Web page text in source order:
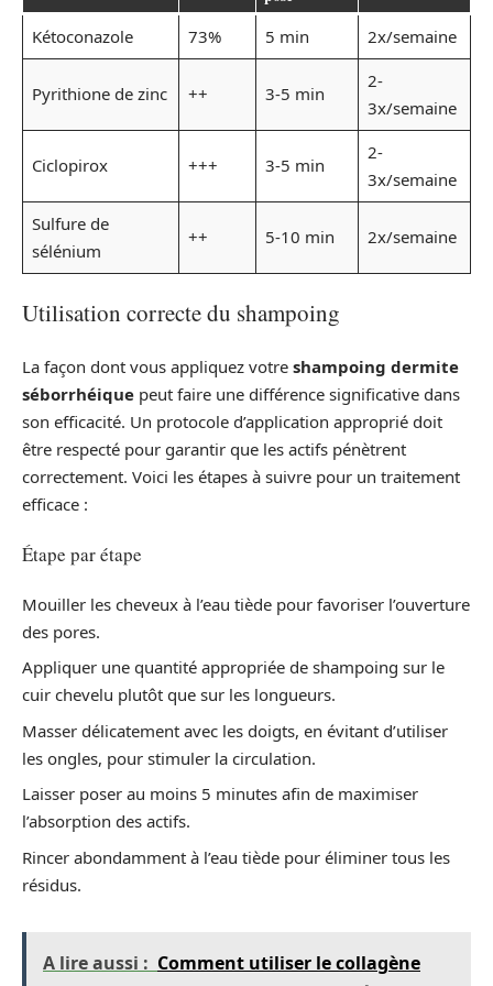
Kétoconazole 73% 5 min 2x/semaine
Pyrithione de zinc ++ 3-5 min
2-
3x/semaine
Ciclopirox +++ 3-5 min
2-
3x/semaine
Sulfure de
sélénium
++ 5-10 min 2x/semaine
Utilisation correcte du shampoing
La façon dont vous appliquez votre shampoing dermite
séborrhéique peut faire une différence significative dans
son efficacité. Un protocole d’application approprié doit
être respecté pour garantir que les actifs pénètrent
correctement. Voici les étapes à suivre pour un traitement
efficace :
Étape par étape
Mouiller les cheveux à l’eau tiède pour favoriser l’ouverture
des pores.
Appliquer une quantité appropriée de shampoing sur le
cuir chevelu plutôt que sur les longueurs.
Masser délicatement avec les doigts, en évitant d’utiliser
les ongles, pour stimuler la circulation.
Laisser poser au moins 5 minutes afin de maximiser
l’absorption des actifs.
Rincer abondamment à l’eau tiède pour éliminer tous les
résidus.
A lire aussi : Comment utiliser le collagène